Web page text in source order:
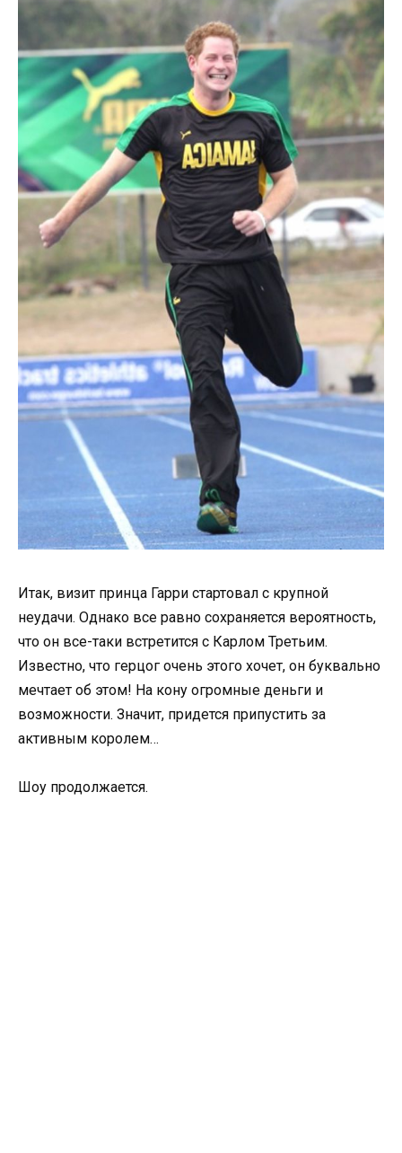
Итак, визит принца Гарри стартовал с крупной
неудачи. Однако все равно сохраняется вероятность,
что он все-таки встретится с Карлом Третьим.
Известно, что герцог очень этого хочет, он буквально
мечтает об этом! На кону огромные деньги и
возможности. Значит, придется припустить за
активным королем…
Шоу продолжается.